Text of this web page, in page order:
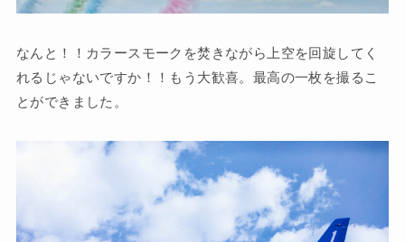
なんと！！カラースモークを焚きながら上空を回旋してく
れるじゃないですか！！もう大歓喜。最高の一枚を撮るこ
とができました。